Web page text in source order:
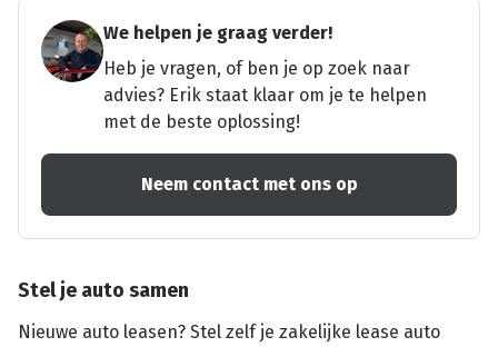
We helpen je graag verder!
Heb je vragen, of ben je op zoek naar
advies? Erik staat klaar om je te helpen
met de beste oplossing!
Neem contact met ons op
Stel je auto samen
Nieuwe auto leasen? Stel zelf je zakelijke lease auto